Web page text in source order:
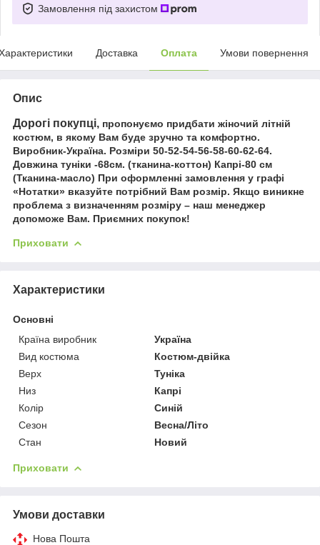
Замовлення під захистом
Доставка Оплата Умови повернення
Опис
Дорогі покупці, пропонуємо придбати жіночий літній
костюм, в якому Вам буде зручно та комфортно.
Виробник-Україна. Розміри 50-52-54-56-58-60-62-64.
Довжина туніки -68см. (тканина-коттон) Капрі-80 см
(Тканина-масло) При оформленні замовлення у графі
«Нотатки» вказуйте потрібний Вам розмір. Якщо виникне
проблема з визначенням розміру – наш менеджер
допоможе Вам. Приємних покупок!
Приховати
Характеристики
Основні
Країна виробник
Україна
Вид костюма
Костюм-двійка
Верх
Туніка
Низ
Капрі
Колір
Синій
Сезон
Весна/Літо
Стан
Новий
Приховати
Умови доставки
Нова Пошта